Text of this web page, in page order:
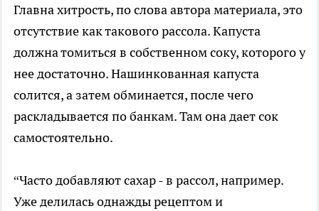
Главна хитрость, по слова автора материала, это
отсутствие как такового рассола. Капуста
должна томиться в собственном соку, которого у
нее достаточно. Нашинкованная капуста
солится, а затем обминается, после чего
раскладывается по банкам. Там она дает сок
самостоятельно.
“Часто добавляют сахар - в рассол, например.
Уже делилась однажды рецептом и